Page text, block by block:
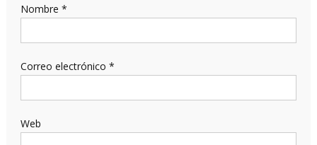
Nombre *
Correo electrónico *
Web